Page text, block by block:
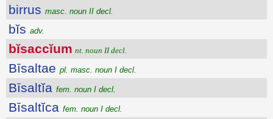
birrus masc. noun II decl.
bĭs adv.
bĭsaccĭum nt. noun II decl.
Bīsaltae pl. masc. noun I decl.
Bīsaltĭa fem. noun I decl.
Bīsaltĭca fem. noun I decl.